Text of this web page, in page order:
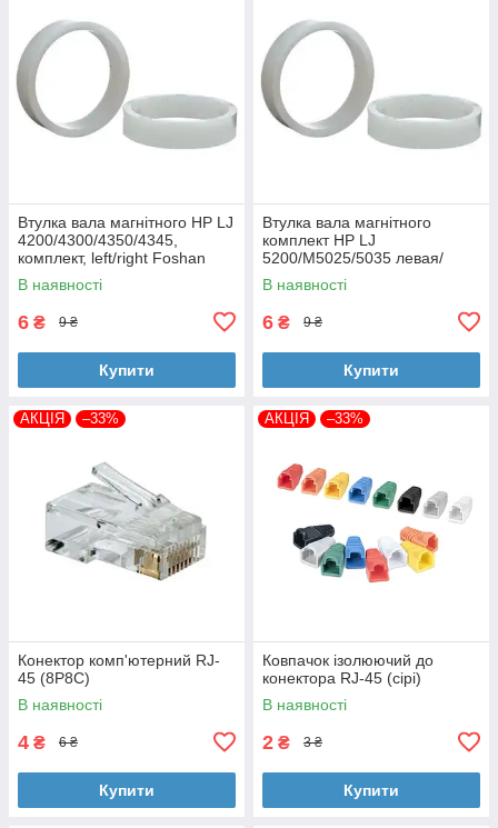
Втулка вала магнітного HP LJ
4200/4300/4350/4345,
комплект, left/right Foshan
(MAG-1338A-BSH-Foshan)
В наявності
6 ₴ 9 ₴
Купити
Втулка вала магнітного
комплект HP LJ
5200/M5025/5035 левая/
правая Foshan (MAG-7516A-
BSH-Foshan)
В наявності
6 ₴ 9 ₴
Купити
АКЦІЯ –33%
Конектор комп'ютерний RJ-
45 (8P8C)
В наявності
4 ₴ 6 ₴
Купити
АКЦІЯ –33%
Ковпачок ізолюючий до
конектора RJ-45 (сірі)
В наявності
2 ₴ 3 ₴
Купити